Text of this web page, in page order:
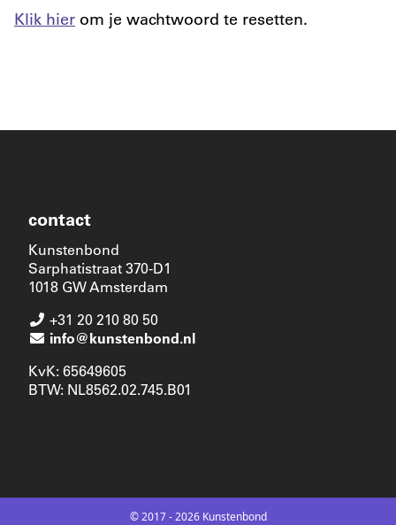
Klik hier om je wachtwoord te resetten.
contact
Kunstenbond
Sarphatistraat 370-D1
1018 GW Amsterdam
+31 20 210 80 50
info@kunstenbond.nl
KvK: 65649605
BTW: NL8562.02.745.B01
© 2017 - 2026 Kunstenbond